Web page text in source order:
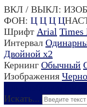
ВКЛ / ВЫКЛ:
ФОН: Ц Ц Ц Ц
Шрифт Arial Times
Интервал
Двойной х2
Кернинг Обычный
Изображения
Искать...